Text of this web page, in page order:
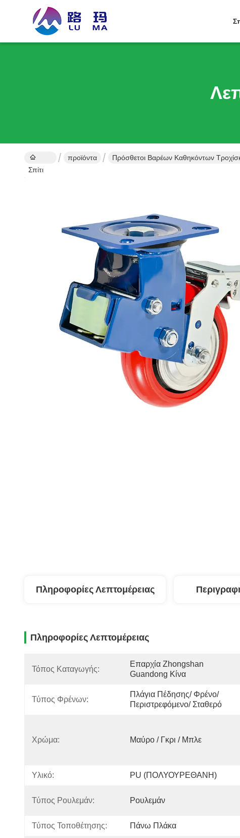
Σπίτι
προϊόντα Πρόσθετοι Βαρέων Καθηκόντων
Πληροφορίες Λεπτομέρειας
Πληροφορίες Λεπτομέρειας
Τόπος Καταγωγής:
Επαρχία Zhongshan
Guandong Κίνα
Τύπος Φρένων:
Πλάγια Πέδησης/ Φρένο/
Περιστρεφόμενο/ Σταθερό
Χρώμα: Μαύρο / Γκρι / Μπλε
Υλικό: PU (ΠΟΛΥΟΥΡΕΘΑΝΗ)
Τύπος Ρουλεμάν: Ρουλεμάν
Τύπος Τοποθέτησης: Πάνω Πλάκα